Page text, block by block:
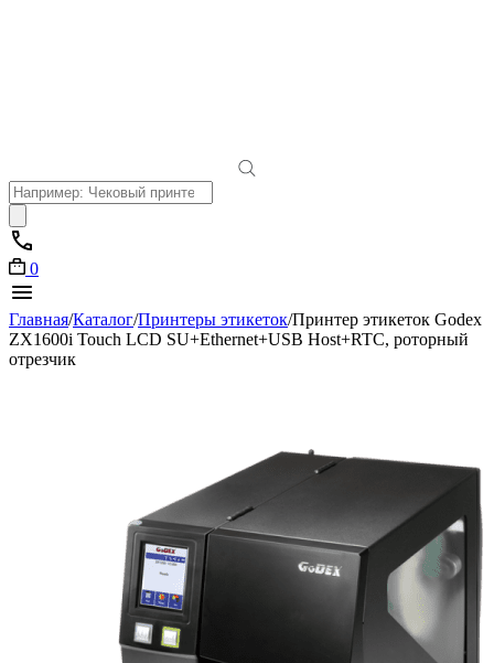
Поиск
товаров
0
Главная/Каталог/Принтеры этикеток/Принтер этикеток Godex
ZX1600i Touch LCD SU+Ethernet+USB Host+RTC, роторный
отрезчик